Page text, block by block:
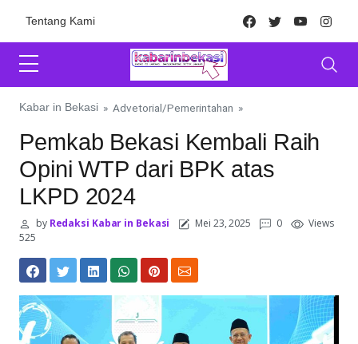
Tentang Kami Facebook
TwitterYoutube
Kabar in Bekasi » Advetorial/Pemerintahan »
Pemkab Bekasi Kembali Raih
Opini WTP dari BPK atas
LKPD 2024
byRedaksi Kabar in Bekasi Mei 23, 2025 0
Views
525